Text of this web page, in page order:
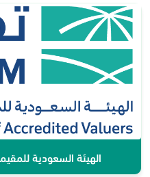
الهيئة السعودية